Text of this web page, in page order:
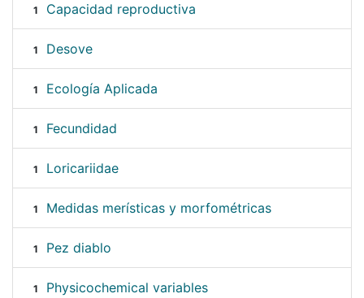
1 Capacidad reproductiva
1 Desove
1 Ecología Aplicada
1 Fecundidad
1 Loricariidae
1 Medidas merísticas y morfométricas
1 Pez diablo
1 Physicochemical variables